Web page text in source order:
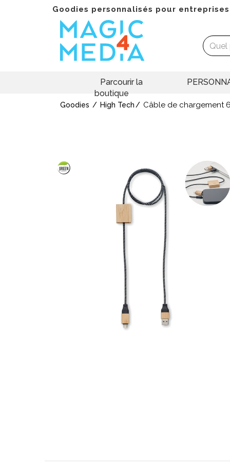
Goodies personnalisés pour entreprises
Parcourir la
boutique
Goodies High Tech Câble de chargement